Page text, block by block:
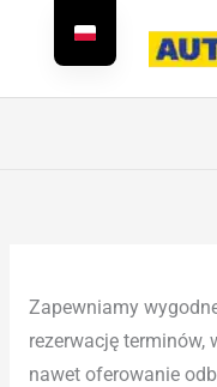
Zapewniamy
rezerwację terminów,
nawet oferowanie